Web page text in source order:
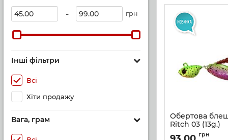
- грн
Інші фільтри
Всі
Хіти продажу
Вага, грам
Обертова
Ritch 03 (13g.)
Артикул: Ritch_03_13
грн